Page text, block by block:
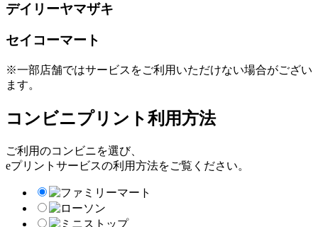
デイリーヤマザキ
セイコーマート
※一部店舗ではサービスをご利用いただけない場合がござい
ます。
コンビニプリント利用方法
ご利用のコンビニを選び、
eプリントサービスの利用方法をご覧ください。